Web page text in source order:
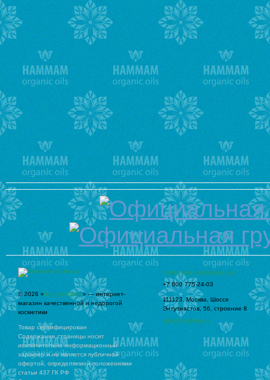
© 2026 «Фратти-Shop» — интернет-
магазин качественной и недорогой
косметики
Товар сертифицирован
Содержание страницы носит
исключительно информационный
характер и не является публичной
офертой, определяемой положениями
статьи 437 ГК РФ
Контактная информация
+7 800 775-24-03
111123,Москва
Шоссе
Энтузиастов, 56, строение 8
info@frattishop.ru